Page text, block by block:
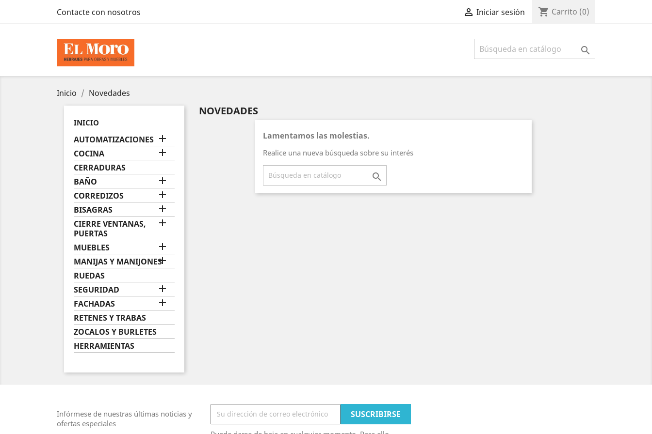
Contacte con nosotros  Iniciar sesión shopping_cart Carrito (0)

Inicio Novedades
INICIO
AUTOMATIZACIONES 
COCINA 
CERRADURAS
BAÑO

CORREDIZOS 
BISAGRAS 
CIERRE VENTANAS,
PUERTAS

MUEBLES 
MANIJAS Y MANIJONES
RUEDAS
SEGURIDAD

FACHADAS 
RETENES Y TRABAS
ZOCALOS Y BURLETES
HERRAMIENTAS
NOVEDADES
Lamentamos las molestias.
Realice una nueva búsqueda sobre su interés

Infórmese de nuestras últimas noticias y
ofertas especiales